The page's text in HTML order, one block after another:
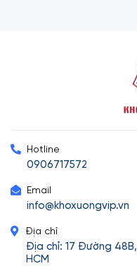
Hotline
0906717572
Email
info@khoxuongvip.vn
Địa chỉ
Địa chỉ: 17 Đường
HCM